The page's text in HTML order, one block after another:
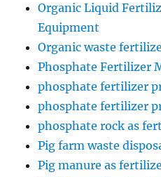
Organic Liquid
Equipment
Organic waste
Phosphate Fertilizer
phosphate fertilizer
phosphate fertilizer
phosphate rock as
Pig farm waste
Pig manure as